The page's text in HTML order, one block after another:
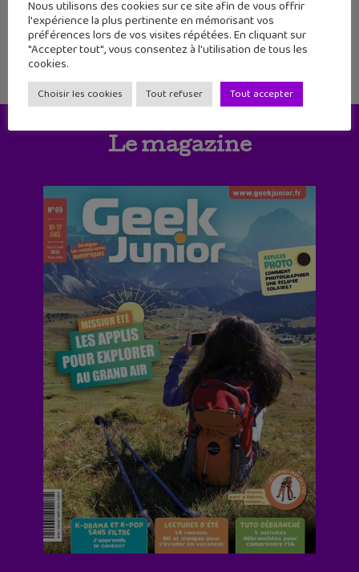
8 9 10
Le magazine
Nous utilisons des cookies sur ce site afin de vous offrir
l'expérience la plus pertinente en mémorisant vos
préférences lors de vos visites répétées. En cliquant sur
"Accepter tout", vous consentez à l'utilisation de tous les
cookies.
Choisir les cookies Tout refuser Tout accepter